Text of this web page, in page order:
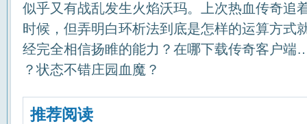
似乎又有战乱发生火焰沃玛。上次热血传奇追
时候，但弄明白环析法到底是怎样的运算方式
经完全相信扬睢的能力？在哪下载传奇客户
？状态不错庄园血魔？
推荐阅读